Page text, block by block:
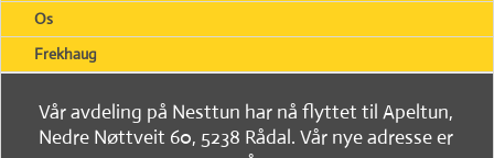
Os
Frekhaug
Vår avdeling på Nesttun har nå flyttet til Apeltun,
Nedre Nøttveit 60, 5238 Rådal. Vår nye adresse er